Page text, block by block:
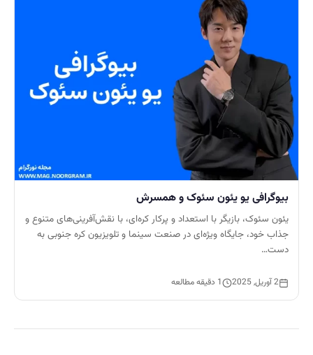
بیوگرافی یو یئون سئوک و همسرش
یئون سئوک، بازیگر با استعداد و پرکار کره‌ای، با نقش‌آفرینی‌های متنوع و
جذاب خود، جایگاه ویژه‌ای در صنعت سینما و تلویزیون کره جنوبی به
دست…
2 آوریل, 2025 1 دقیقه مطالعه